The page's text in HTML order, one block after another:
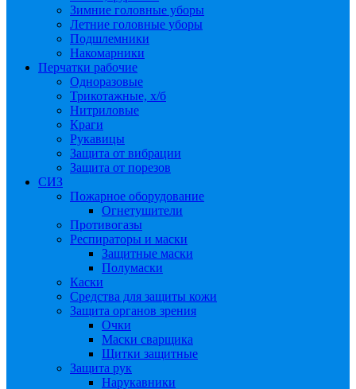
Зимние головные уборы
Летние головные уборы
Подшлемники
Накомарники
Перчатки рабочие
Одноразовые
Трикотажные, х/б
Нитриловые
Краги
Рукавицы
Защита от вибрации
Защита от порезов
СИЗ
Пожарное оборудование
Огнетушители
Противогазы
Респираторы и маски
Защитные маски
Полумаски
Каски
Средства для защиты кожи
Защита органов зрения
Очки
Маски сварщика
Щитки защитные
Защита рук
Нарукавники